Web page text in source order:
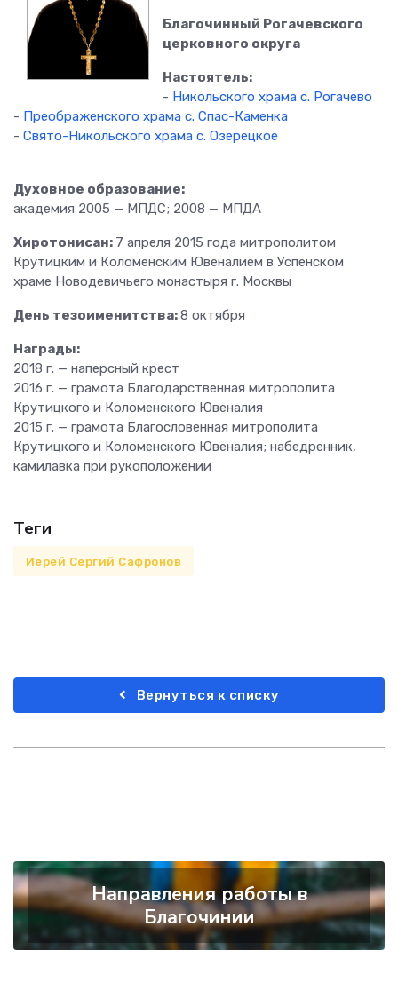
Благочинный Рогачевского
церковного округа
Настоятель:
- Никольского храма с. Рогачево
- Преображенского храма с. Спас-Каменка
- Свято-Никольского храма с. Озерецкое
Духовное образование:
академия 2005 — МПДС; 2008 — МПДА
Хиротонисан: 7 апреля 2015 года митрополитом
Крутицким и Коломенским Ювеналием в Успенском
храме Новодевичьего монастыря г. Москвы
День тезоименитства:8 октября
Награды:
2018 г. — наперсный крест
2016 г. — грамота Благодарственная митрополита
Крутицкого и Коломенского Ювеналия
2015 г. — грамота Благословенная митрополита
Крутицкого и Коломенского Ювеналия; набедренник,
камилавка при рукоположении
Теги
Иерей Сергий Сафронов
Вернуться к списку
Направления работы в
Благочинии